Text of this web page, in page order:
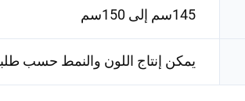
145سم إلى 150سم
يمكن إنتاج اللون والنمط حسب